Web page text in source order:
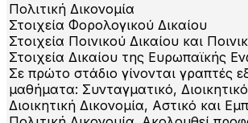
Πολιτική Δικονομία
Στοιχεία Φορολογικού Δικαίου
Στοιχεία Ποινικού Δικαίου και
Στοιχεία Δικαίου της Ευρωπαϊκής
Σε πρώτο στάδιο γίνονται γραπτές
μαθήματα: Συνταγματικό,
Διοικητική Δικονομία, Αστικό και